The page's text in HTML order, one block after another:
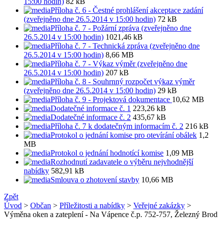
Příloha č. 6 - Čestné prohlášení akceptace zadání
(zveřejněno dne 26.5.2014 v 15:00 hodin) 72 kB
Příloha č. 7 - Požární zpráva (zveřejněno dne
26.5.2014 v 15:00 hodin) 1021,46 kB
Příloha č. 7 - Technická zpráva (zveřejněno dne
26.5.2014 v 15:00 hodin) 8,66 MB
Příloha č. 7 - Výkaz výměr (zveřejněno dne
26.5.2014 v 15:00 hodin) 207 kB
Příloha č. 8 - Souhrnný rozpočet výkaz výměr
(zveřejněno dne 26.5.2014 v 15:00 hodin) 29 kB
Příloha č. 9 - Projektová dokumentace 10,62 MB
Dodatečné informace č. 1 223,26 kB
Dodatečné informace č. 2 435,67 kB
Příloha č. 7 k dodatečným informacím č. 2 216 kB
Protokol o jednání komise pro otevírání obálek 1,2
MB
Protokol o jednání hodnotící komise 1,09 MB
Rozhodnutí zadavatele o výběru nejvhodnější
nabídky 582,91 kB
Smlouva o zhotovení stavby 10,66 MB
Zpět
Úvod > Občan > Příležitosti a nabídky > Veřejné zakázky >
Výměna oken a zateplení - Na Vápence č.p. 752-757, Železný Brod